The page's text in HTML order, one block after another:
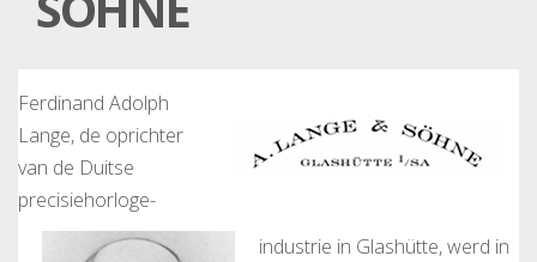
Ferdinand Adolph
Lange, de oprichter
van de Duitse
precisiehorloge-
industrie in Glashütte, werd in